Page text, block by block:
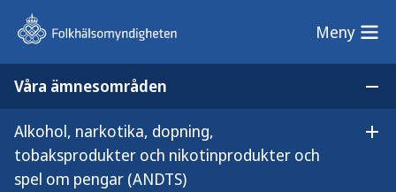
Meny
Våra ämnesområden
Alkohol, narkotika, dopning,
tobaksprodukter och nikotinprodukter och
spel om pengar (ANDTS)
Meny
Sök på webbplatsen
innehållet